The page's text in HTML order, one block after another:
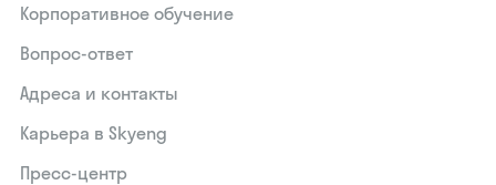
Корпоративное обучение
Вопрос-ответ
Адреса и контакты
Карьера в Skyeng
Пресс-центр